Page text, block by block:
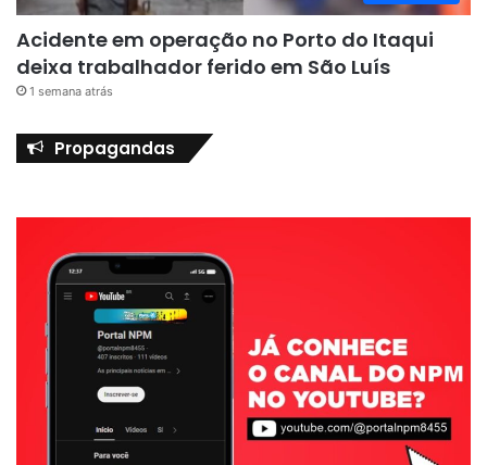
Acidente em operação no Porto do Itaqui
deixa trabalhador ferido em São Luís
1 semana atrás
Propagandas